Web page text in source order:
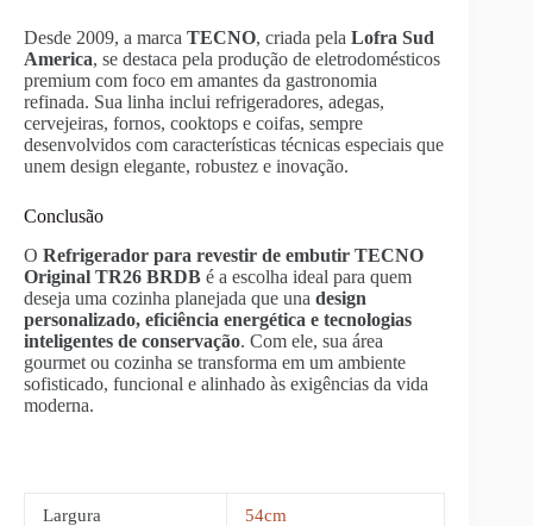
Desde 2009, a marca TECNO, criada pela Lofra Sud
America, se destaca pela produção de eletrodomésticos
premium com foco em amantes da gastronomia
refinada. Sua linha inclui refrigeradores, adegas,
cervejeiras, fornos, cooktops e coifas, sempre
desenvolvidos com características técnicas especiais que
unem design elegante, robustez e inovação.
Conclusão
O Refrigerador para revestir de embutir TECNO
Original TR26 BRDB é a escolha ideal para quem
deseja uma cozinha planejada que una design
personalizado, eficiência energética e tecnologias
inteligentes de conservação. Com ele, sua área
gourmet ou cozinha se transforma em um ambiente
sofisticado, funcional e alinhado às exigências da vida
moderna.
Largura 54cm